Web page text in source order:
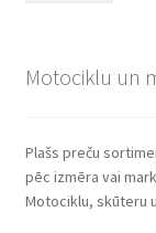
Motociklu un
Plašs preču
pēc izmēra vai
Motociklu, skūteru